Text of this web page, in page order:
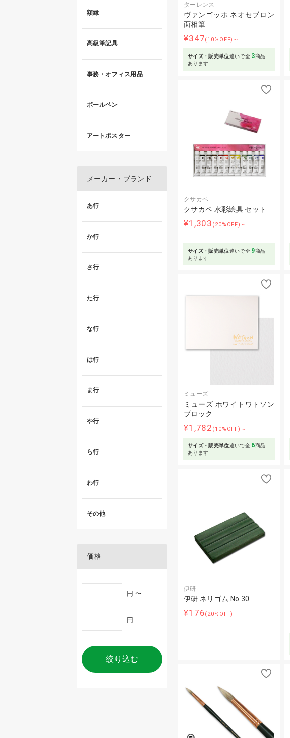
ターレンス
ヴァンゴッホ ネオセブロン
面相筆
¥347(10%OFF)～
サイズ・販売単位違いで全 3商品
あります
クサカベ
クサカベ 水彩絵具 セット
¥1,303 (20%OFF)～
サイズ・販売単位違いで全 9商品
あります
ミューズ
ミューズ ホワイトワトソン
ブロック
¥1,782 (10%OFF)～
サイズ・販売単位違いで全 6商品
あります
伊研
伊研 ネリゴム No.30
¥176(20%OFF)
額縁
高級筆記具
事務・オフィス用品
ボールペン
アートポスター
メーカー・ブランド
あ行
か行
さ行
た行
な行
は行
ま行
や行
ら行
わ行
その他
価格
円 〜
円
絞り込む